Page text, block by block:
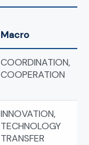
Macro
COORDINATION,
COOPERATION
INNOVATION,
TECHNOLOGY
TRANSFER